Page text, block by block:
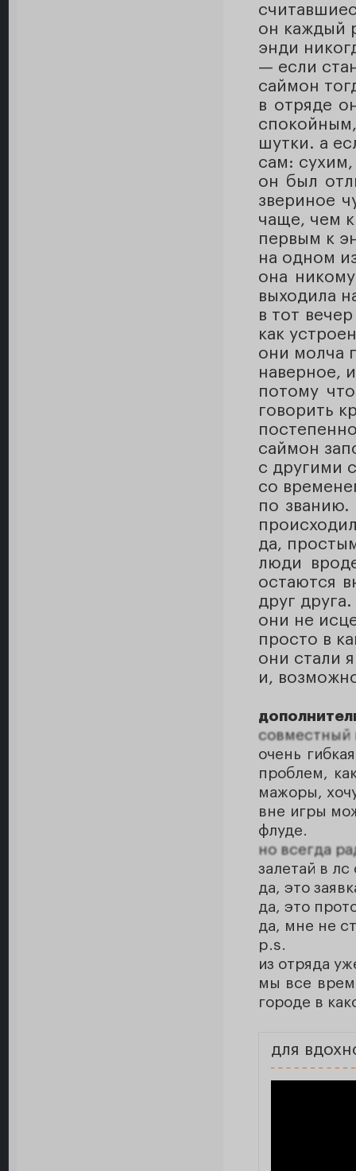
он каждый
энди
— если
саймон
в отряде
шутки. а
сам:
он был
звериное
чаще, чем
первым к
на одном
она
выходила
в тот
как
они молча
наверное,
потому
говорить
саймон
с другими
со
по
да,
люди
остаются
друг друга.
они не
просто в
они стали
и,
совместный
очень
проблем,
мажоры,
вне игры
флуде.
но всегда
залетай в
да, это
да, это
да, мне не
p.s.
из отряда
мы все
городе в
для